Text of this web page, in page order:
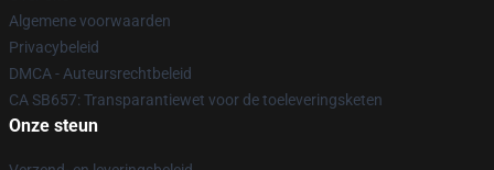
Algemene voorwaarden
Privacybeleid
DMCA - Auteursrechtbeleid
CA SB657: Transparantiewet voor de toeleveringsketen
Onze steun